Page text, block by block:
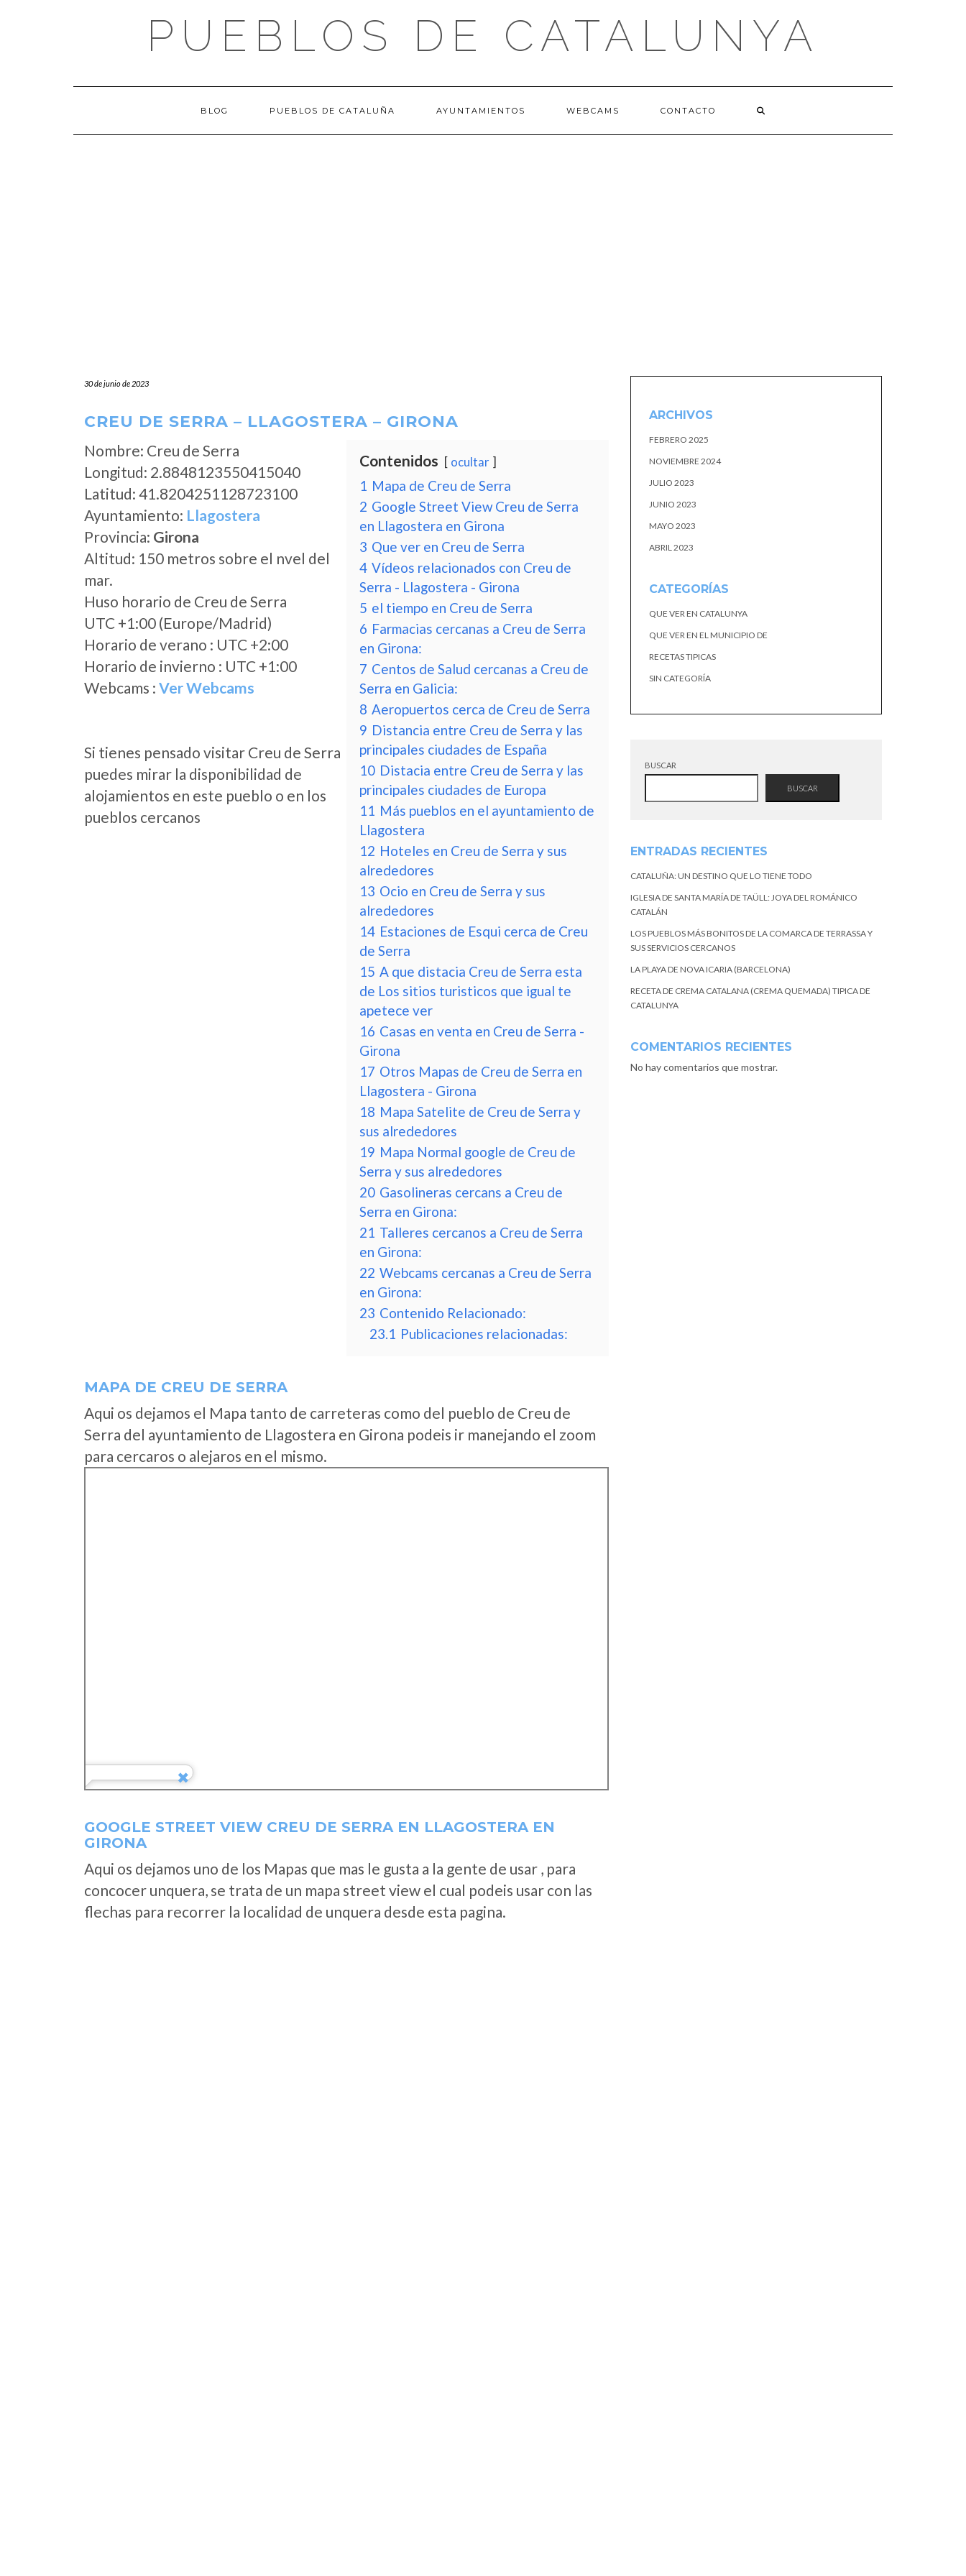
PUEBLOS DE CATALUNYA
BLOG PUEBLOS DE CATALUÑA AYUNTAMIENTOS WEBCAMS CONTACTO
30 de junio de 2023
CREU DE SERRA – LLAGOSTERA – GIRONA
Nombre: Creu de Serra
Longitud: 2.8848123550415040
Latitud: 41.8204251128723100
Ayuntamiento: Llagostera
Provincia: Girona
Altitud: 150 metros sobre el nvel del
mar.
Huso horario de Creu de Serra
UTC +1:00 (Europe/Madrid)
Horario de verano : UTC +2:00
Horario de invierno : UTC +1:00
Webcams : Ver Webcams
Si tienes pensado visitar Creu de Serra
puedes mirar la disponibilidad de
alojamientos en este pueblo o en los
pueblos cercanos
Contenidos ocultar
1 Mapa de Creu de Serra
2 Google Street View Creu de Serra
en Llagostera en Girona
3 Que ver en Creu de Serra
4 Vídeos relacionados con Creu de
Serra - Llagostera - Girona
5 el tiempo en Creu de Serra
6 Farmacias cercanas a Creu de Serra
en Girona:
7 Centos de Salud cercanas a Creu de
Serra en Galicia:
8 Aeropuertos cerca de Creu de Serra
9 Distancia entre Creu de Serra y las
principales ciudades de España
10 Distacia entre Creu de Serra y las
principales ciudades de Europa
11 Más pueblos en el ayuntamiento de
Llagostera
12 Hoteles en Creu de Serra y sus
alrededores
13 Ocio en Creu de Serra y sus
alrededores
14 Estaciones de Esqui cerca de Creu
de Serra
15 A que distacia Creu de Serra esta
de Los sitios turisticos que igual te
apetece ver
16 Casas en venta en Creu de Serra -
Girona
17 Otros Mapas de Creu de Serra en
Llagostera - Girona
18 Mapa Satelite de Creu de Serra y
sus alrededores
19 Mapa Normal google de Creu de
Serra y sus alrededores
20 Gasolineras cercans a Creu de
Serra en Girona:
21 Talleres cercanos a Creu de Serra
en Girona:
22 Webcams cercanas a Creu de Serra
en Girona:
23 Contenido Relacionado:
23.1 Publicaciones relacionadas:
MAPA DE CREU DE SERRA
Aqui os dejamos el Mapa tanto de carreteras como del pueblo de Creu de
Serra del ayuntamiento de Llagostera en Girona podeis ir manejando el zoom
para cercaros o alejaros en el mismo.
GOOGLE STREET VIEW CREU DE SERRA EN LLAGOSTERA EN
GIRONA
Aqui os dejamos uno de los Mapas que mas le gusta a la gente de usar , para
concocer unquera, se trata de un mapa street view el cual podeis usar con las
flechas para recorrer la localidad de unquera desde esta pagina.
ARCHIVOS
FEBRERO 2025
NOVIEMBRE 2024
JULIO 2023
JUNIO 2023
MAYO 2023
ABRIL 2023
CATEGORÍAS
QUE VER EN CATALUNYA
QUE VER EN EL MUNICIPIO DE
RECETAS TIPICAS
SIN CATEGORÍA
BUSCAR
BUSCAR
ENTRADAS RECIENTES
CATALUÑA: UN DESTINO QUE LO TIENE TODO
IGLESIA DE SANTA MARÍA DE TAÜLL: JOYA DEL ROMÁNICO
CATALÁN
LOS PUEBLOS MÁS BONITOS DE LA COMARCA DE TERRASSA Y
SUS SERVICIOS CERCANOS
LA PLAYA DE NOVA ICARIA (BARCELONA)
RECETA DE CREMA CATALANA (CREMA QUEMADA) TIPICA DE
CATALUNYA
COMENTARIOS RECIENTES
No hay comentarios que mostrar.